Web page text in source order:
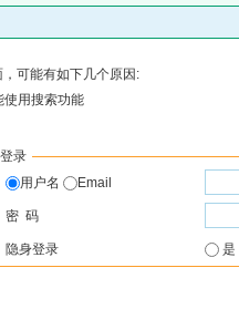
可能有如下几个原因:
使用搜索功能
登录
用户名
Email
密 码
隐身登录